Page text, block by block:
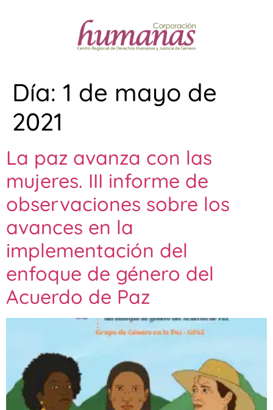
Día: 1 de mayo de
2021
La paz avanza con las
mujeres. III informe de
observaciones sobre los
avances en la
implementación del
enfoque de género del
Acuerdo de Paz